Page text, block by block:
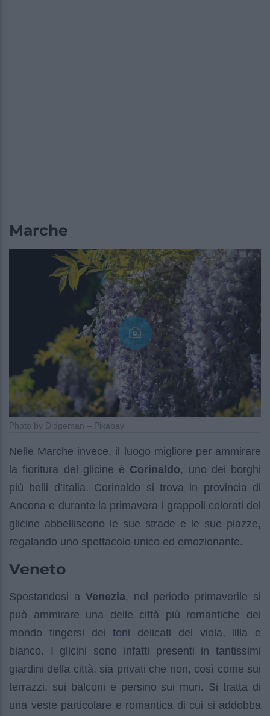
Marche
Photo by Didgeman – Pixabay
Nelle Marche invece, il luogo migliore per ammirare
la fioritura del glicine è Corinaldo, uno dei borghi
più belli d’Italia. Corinaldo si trova in provincia di
Ancona e durante la primavera i grappoli colorati del
glicine abbelliscono le sue strade e le sue piazze,
regalando uno spettacolo unico ed emozionante.
Veneto
Spostandosi a Venezia, nel periodo primaverile si
può ammirare una delle città più romantiche del
mondo tingersi dei toni delicati del viola, lilla e
bianco. I glicini sono infatti presenti in tantissimi
giardini della città, sia privati che non, così come sui
terrazzi, sui balconi e persino sui muri. Si tratta di
una veste particolare e romantica di cui si addobba